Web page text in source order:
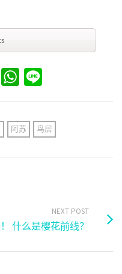
SnapchatWhatsApp
阿苏 鸟居
NEXT POST
什么是樱花前线？